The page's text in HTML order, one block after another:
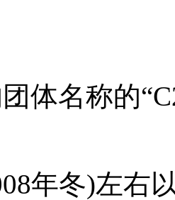
体名称的
年冬)左右